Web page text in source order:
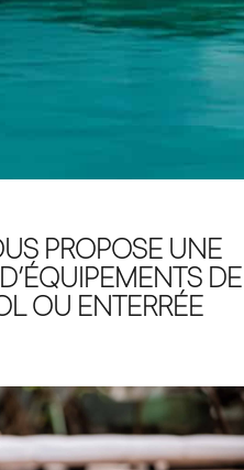
PROPOSE UNE
ÉQUIPEMENTS DE
OU ENTERRÉE